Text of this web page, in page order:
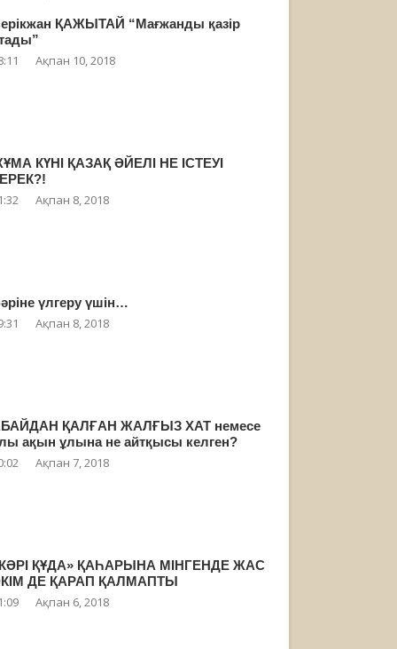
ҚАЖЫТАЙ “Мағжанды қазір
Ақпан 10, 2018
КҮНІ ҚАЗАҚ ӘЙЕЛІ НЕ ІСТЕУІ
Ақпан 8, 2018
үлгеру үшін…
Ақпан 8, 2018
ҚАЛҒАН ЖАЛҒЫЗ ХАТ немесе
ақын ұлына не айтқысы келген?
Ақпан 7, 2018
ҚҰДА» ҚАҺАРЫНА МІНГЕНДЕ ЖАС
ДЕ ҚАРАП ҚАЛМАПТЫ
Ақпан 6, 2018